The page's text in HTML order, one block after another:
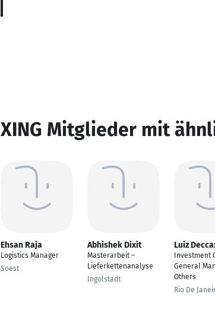
XING Mitglieder mit
Ehsan Raja
Logistics Manager
Soest
Abhishek Dixit
Masterarbeit –
Lieferkettenanalyse
Ingolstadt
Luiz
Investment
General
Others
Rio De